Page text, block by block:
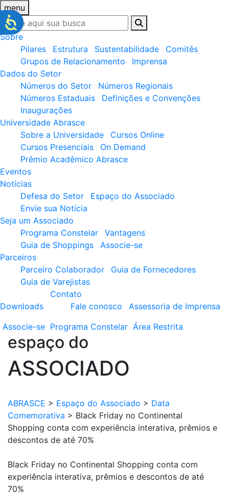
menu
Sobre
Pilares
Estrutura Sustentabilidade
Comitês
Grupos de Relacionamento
Imprensa
Dados do Setor
Números do Setor
Números Regionais
Números Estaduais
Definições e Convenções
Inaugurações
Universidade Abrasce
Sobre a Universidade
Cursos Online
Cursos Presenciais
On Demand
Prêmio Acadêmico Abrasce
Eventos
Notícias
Defesa do Setor
Espaço do Associado
Envie sua Notícia
Seja um Associado
Programa Constelar
Vantagens
Guia de Shoppings
Associe-se
Parceiros
Parceiro Colaborador
Guia de Fornecedores
Guia de Varejistas
Downloads
Contato
Fale conosco
Assessoria de Imprensa
Associe-se Programa Constelar Área Restrita
espaço do
ASSOCIADO
ABRASCE > Espaço do Associado > Data
Comemorativa > Black Friday no Continental
Shopping conta com experiência interativa, prêmios e
descontos de até 70%
Black Friday no Continental Shopping conta com
experiência interativa, prêmios e descontos de até
70%